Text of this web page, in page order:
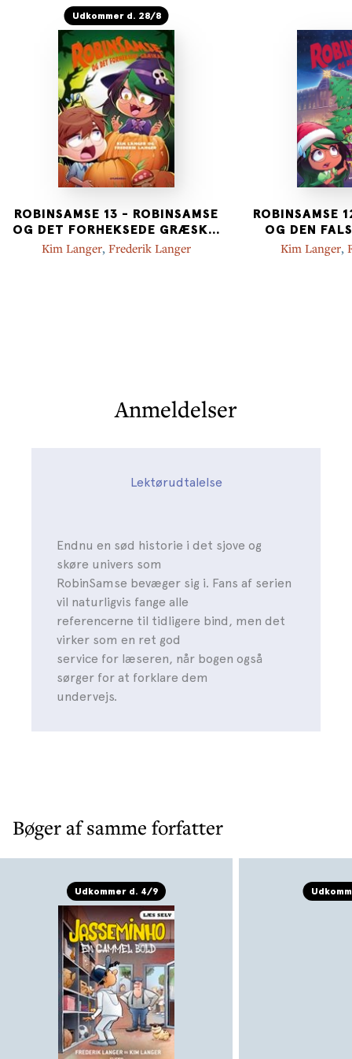
Udkommer d. 28/8
ROBINSAMSE 13 - ROBINSAMSE
OG DET FORHEKSEDE GRÆSK...
Kim Langer, Frederik Langer
ROBINSAMSE
OG DEN
Kim Langer,
Anmeldelser
Lektørudtalelse
Endnu en sød historie i det sjove og
skøre univers som
RobinSamse bevæger sig i. Fans af serien
vil naturligvis fange alle
referencerne til tidligere bind, men det
virker som en ret god
service for læseren, når bogen også
sørger for at forklare dem
undervejs.
Bøger af samme forfatter
Udkommer d. 4/9